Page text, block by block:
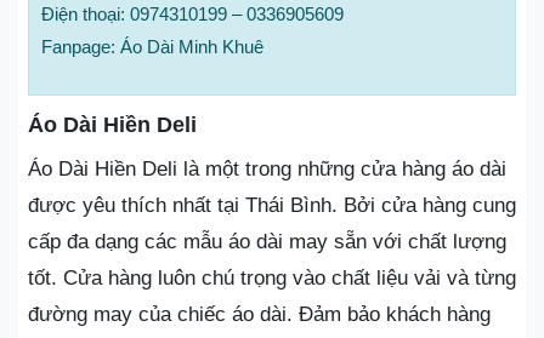
Điện thoại: 0974310199 – 0336905609
Fanpage: Áo Dài Minh Khuê
Áo Dài Hiền Deli
Áo Dài Hiền Deli là một trong những cửa hàng áo dài
được yêu thích nhất tại Thái Bình. Bởi cửa hàng cung
cấp đa dạng các mẫu áo dài may sẵn với chất lượng
tốt. Cửa hàng luôn chú trọng vào chất liệu vải và từng
đường may của chiếc áo dài. Đảm bảo khách hàng